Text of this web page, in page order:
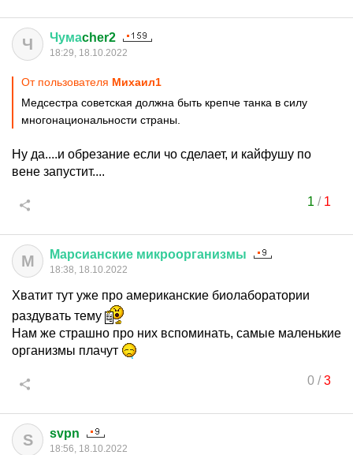
Ч Чумаcher2
18:29, 18.10.2022
От пользователя Михаил1
Медсестра советская должна быть крепче танка в силу
многонациональности страны.
Ну да....и обрезание если чо сделает, и кайфушу по
вене запустит....
1 / 1
М Марсианские микроорганизмы
18:38, 18.10.2022
Хватит тут уже про американские биолаборатории
раздувать тему
Нам же страшно про них вспоминать, самые маленькие
организмы плачут
0/3
S svpn
18:56, 18.10.2022